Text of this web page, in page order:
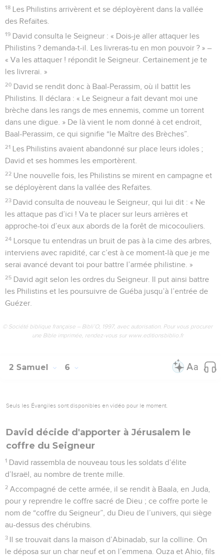
18 Les Philistins arrivèrent et se déployèrent dans la vallée
des Refaïtes.
19 David consulta le Seigneur : « Dois-je aller attaquer les
Philistins ? demanda-t-il. Les livreras-tu en mon pouvoir ? » –
« Va les attaquer ! répondit le Seigneur. Certainement je te
les livrerai. »
20 David se rendit donc à Baal-Perassim, où il battit les
Philistins. Il déclara : « Le Seigneur a fait devant moi une
brèche dans les rangs de mes ennemis, comme un torrent
dans une digue. » De là vient le nom donné à cet endroit,
Baal-Perassim, ce qui signifie “le Maître des Brèches”.
21 Les Philistins avaient abandonné sur place leurs idoles ;
David et ses hommes les emportèrent.
22 Une nouvelle fois, les Philistins se mirent en campagne et
se déployèrent dans la vallée des Refaïtes.
23 David consulta de nouveau le Seigneur, qui lui dit : « Ne
les attaque pas d’ici ! Va te placer sur leurs arrières et
approche-toi d’eux aux abords de la forêt de micocouliers.
24 Lorsque tu entendras un bruit de pas à la cime des arbres,
interviens avec rapidité, car c’est à ce moment-là que je me
serai avancé devant toi pour battre l’armée philistine. »
25 David agit selon les ordres du Seigneur. Il put ainsi battre
les Philistins et les poursuivre de Guéba jusqu’à l’entrée de
Guézer.
© Société biblique française – Bibli’O, 1997, avec autorisation. Pour vous procurer
une Bible imprimée, rendez-vous sur www.editionsbiblio.fr
2 Samuel 6
Seuls les Évangiles sont disponibles en vidéo pour le moment.
David décide d'apporter à Jérusalem le
coffre du Seigneur
1 David rassembla de nouveau tous les soldats d’élite
d’Israël, au nombre de trente mille.
2 Accompagné de cette armée, il se rendit à Baala, en Juda,
pour y reprendre le coffre sacré de Dieu ; ce coffre porte le
nom de “coffre du Seigneur”, du Dieu de l’univers, qui siège
au-dessus des chérubins.
3 Il se trouvait dans la maison d’Abinadab, sur la colline. On
le déposa sur un char neuf et on l’emmena. Ouza et Ahio, fils